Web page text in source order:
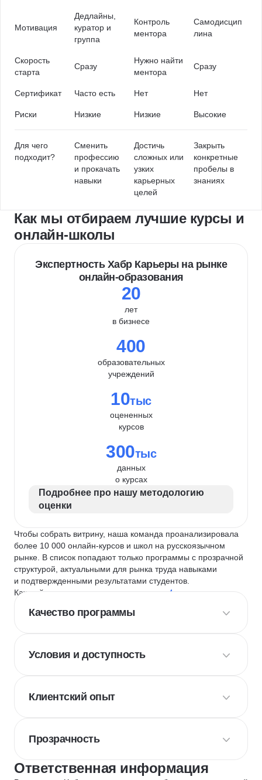
Мотивация
Дедлайны,
куратор и
группа
Контроль
ментора
Самодисцип
лина
Скорость
старта
Сразу
Нужно найти
ментора
Сразу
Сертификат Часто есть Нет Нет
Риски Низкие Низкие Высокие
Для чего
подходит?
Сменить
профессию
и прокачать
навыки
Достичь
сложных или
узких
карьерных
целей
Закрыть
конкретные
пробелы в
знаниях
Как мы отбираем лучшие курсы и
онлайн-школы
Экспертность Хабр Карьеры на рынке
онлайн-образования
20
лет
в бизнесе
400
образовательных
учреждений
10тыс
оцененных
курсов
300тыс
данных
о курсах
Подробнее про нашу методологию
оценки
Чтобы собрать витрину, наша команда проанализировала
более 10 000 онлайн-курсов и школ на русскоязычном
рынке. В список попадают только программы с прозрачной
структурой, актуальными для рынка труда навыками
и подтвержденными результатами студентов.
Каждый курс и школу мы оцениваем по
4 критериям
Качество программы
Условия и доступность
Клиентский опыт
Прозрачность
Ответственная информация